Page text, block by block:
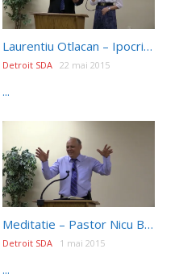
Laurentiu Otlacan – Ipocriti desavarsiti
Detroit SDA 22 mai 2015
...
Meditatie – Pastor Nicu Butoi
Detroit SDA 1 mai 2015
...